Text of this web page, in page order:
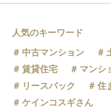
人気のキーワード
中古マンション
賃貸住宅
マンシ
リースバック
住
ケインコスギさん